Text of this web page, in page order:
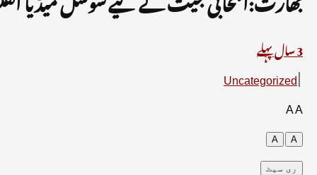
3 سال پہلے
Uncategorized
AA
A
A
ری سیٹ